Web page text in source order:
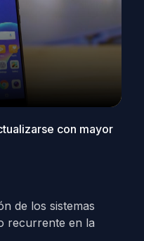
con mayor
de los sistemas
recurrente en la